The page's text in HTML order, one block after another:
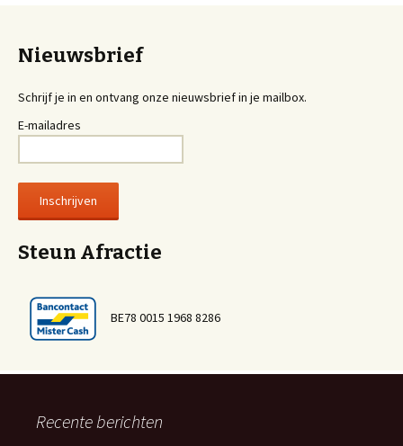
Nieuwsbrief
Schrijf je in en ontvang onze nieuwsbrief in je mailbox.
E-mailadres
Steun Afractie
BE78 0015 1968 8286
Recente berichten